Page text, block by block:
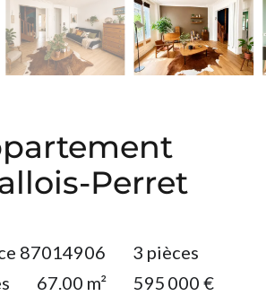
Perret
87014906
3 pièces
67.00 m² 595 000 €